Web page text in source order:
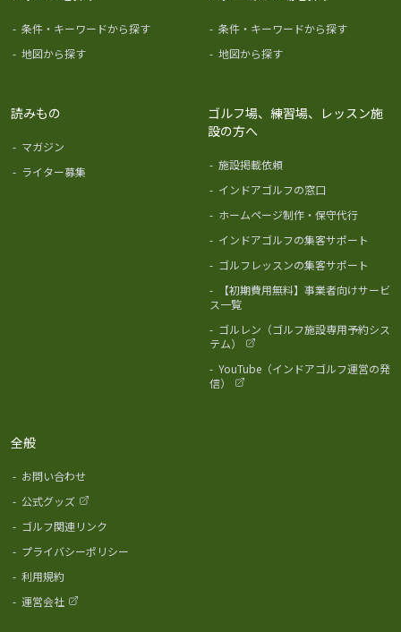
- 条件・キーワードから探す
- 地図から探す
- 条件・キーワードから探す
- 地図から探す
読みもの
- マガジン
- ライター募集
ゴルフ場、練習場、レッスン施
設の方へ
- 施設掲載依頼
- インドアゴルフの窓口
- ホームページ制作・保守代行
- インドアゴルフの集客サポート
- ゴルフレッスンの集客サポート
-
【初期費用無料】事業者向けサービ
ス一覧
- ゴルレン（ゴルフ施設専用予約シス
テム）
- YouTube（インドアゴルフ運営の発
信）
全般
- お問い合わせ
- 公式グッズ
- ゴルフ関連リンク
- プライバシーポリシー
- 利用規約
- 運営会社